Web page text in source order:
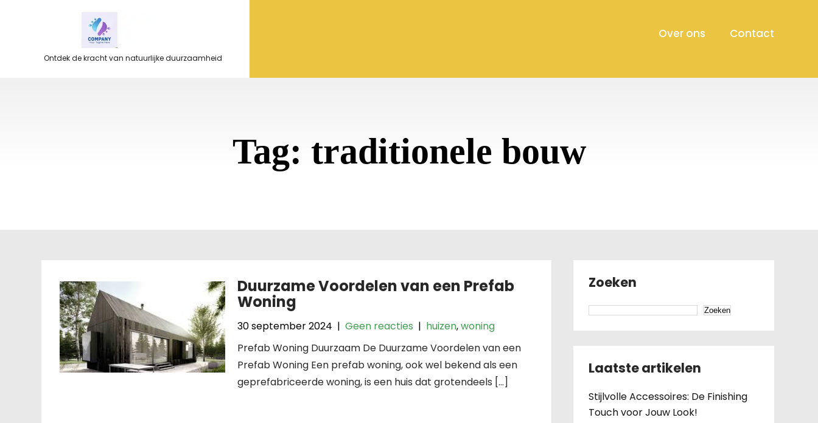
Ontdek de kracht van natuurlijke duurzaamheid
Over ons Contact
Tag: traditionele bouw
Duurzame Voordelen van een Prefab
Woning
30 september 2024 |Geen reacties | huizen,woning
Prefab Woning Duurzaam De Duurzame Voordelen van een
Prefab Woning Een prefab woning, ook wel bekend als een
geprefabriceerde woning, is een huis dat grotendeels […]
Zoeken
Zoeken
Laatste artikelen
Stijlvolle Accessoires: De Finishing
Touch voor Jouw Look!